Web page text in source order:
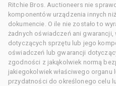
Ritchie Bros. Auctioneers nie
komponentów urządzenia innych
dokumencie. O ile nie zostało to
żadnych oświadczeń ani gwarancji,
dotyczących sprzętu lub jego
oświadczeń lub gwarancji
zgodności z jakąkolwiek normą
jakiegokolwiek właściwego organu
przydatności do określonego celu